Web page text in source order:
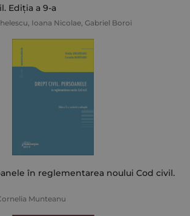
Ediția a 9-a
, Ioana Nicolae, Gabriel Boroi
în reglementarea noului Cod civil.
Munteanu